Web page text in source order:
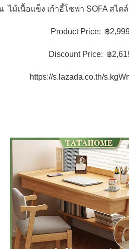
ไม้เนื้อแข็ง เก้าอี้โซฟา SOFA สไ
Product Price: ฿
Discount Price: ฿
https://s.lazada.co.th/